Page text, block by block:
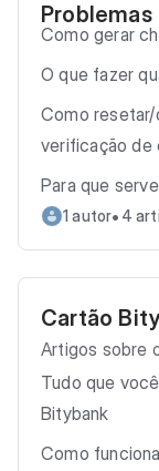
Problemas
Como gerar
O que fazer
Como resetar/
verificação de
Para que
1 autor• 4
Cartão
Artigos sobre
Tudo que
Bitybank
Como